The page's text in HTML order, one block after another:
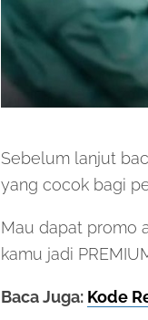
Sebelum lanjut
yang cocok bagi
Mau dapat promo
kamu jadi
Baca Juga: Kode